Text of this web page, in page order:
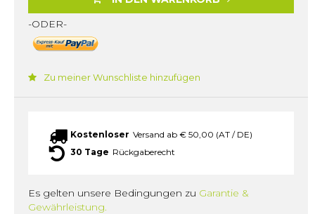
-ODER-
Zu meiner Wunschliste hinzufügen
Kostenloser Versand ab € 50,00 (AT / DE)
30 Tage Rückgaberecht
Es gelten unsere Bedingungen zu Garantie &
Gewährleistung.